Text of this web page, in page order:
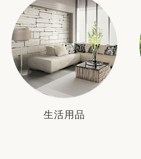
生活用品